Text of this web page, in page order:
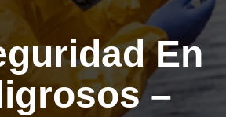
En
–